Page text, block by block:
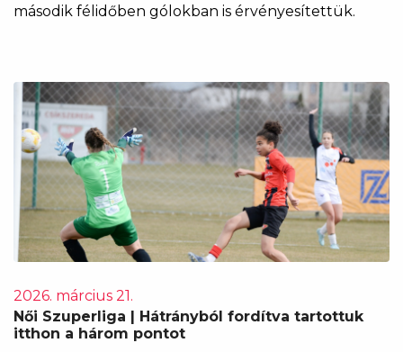
második félidőben gólokban is érvényesítettük.
2026. március 21.
Női Szuperliga | Hátrányból fordítva tartottuk
itthon a három pontot